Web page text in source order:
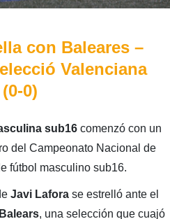
con Baleares –
Valenciana
0)
sub16comenzó con un
del Campeonato Nacional de
fútbol masculino sub16.
Javi Laforase estrelló ante el
Balears, una selección que cuajó